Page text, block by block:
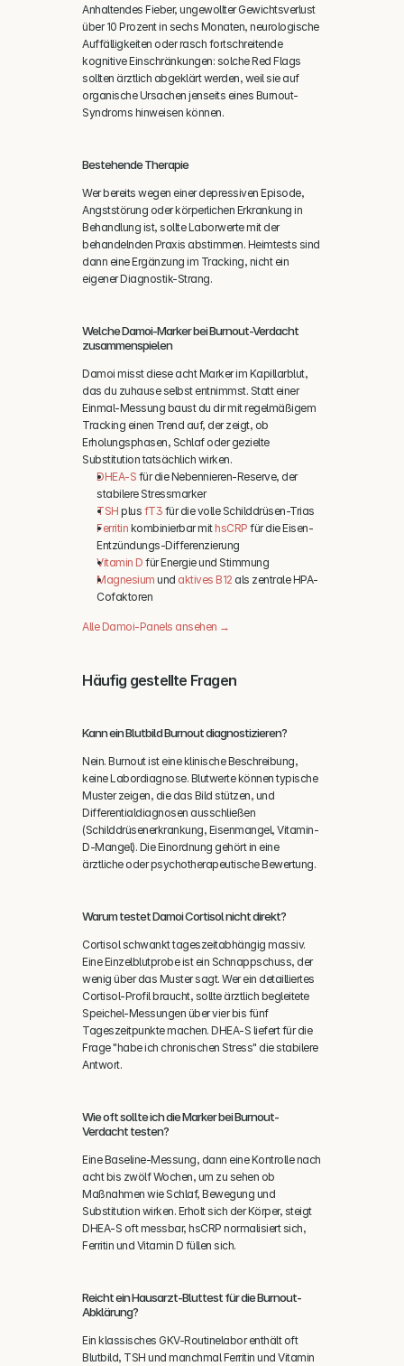
Anhaltendes Fieber, ungewollter Gewichtsverlust
über 10 Prozent in sechs Monaten, neurologische
Auffälligkeiten oder rasch fortschreitende
kognitive Einschränkungen: solche Red Flags
sollten ärztlich abgeklärt werden, weil sie auf
organische Ursachen jenseits eines Burnout-
Syndroms hinweisen können.
Bestehende Therapie
Wer bereits wegen einer depressiven Episode,
Angststörung oder körperlichen Erkrankung in
Behandlung ist, sollte Laborwerte mit der
behandelnden Praxis abstimmen. Heimtests sind
dann eine Ergänzung im Tracking, nicht ein
eigener Diagnostik-Strang.
Welche Damoi-Marker bei Burnout-Verdacht
zusammenspielen
Damoi misst diese acht Marker im Kapillarblut,
das du zuhause selbst entnimmst. Statt einer
Einmal-Messung baust du dir mit regelmäßigem
Tracking einen Trend auf, der zeigt, ob
Erholungsphasen, Schlaf oder gezielte
Substitution tatsächlich wirken.
DHEA-S für die Nebennieren-Reserve, der
stabilere Stressmarker
TSH plus fT3 für die volle Schilddrüsen-Trias
Ferritin kombinierbar mit hsCRP für die Eisen-
Entzündungs-Differenzierung
Vitamin D für Energie und Stimmung
Magnesium und aktives B12 als zentrale HPA-
Cofaktoren
Alle Damoi-Panels ansehen →
Häufig gestellte Fragen
Kann ein Blutbild Burnout diagnostizieren?
Nein. Burnout ist eine klinische Beschreibung,
keine Labordiagnose. Blutwerte können typische
Muster zeigen, die das Bild stützen, und
Differentialdiagnosen ausschließen
(Schilddrüsenerkrankung, Eisenmangel, Vitamin-
D-Mangel). Die Einordnung gehört in eine
ärztliche oder psychotherapeutische Bewertung.
Warum testet Damoi Cortisol nicht direkt?
Cortisol schwankt tageszeitabhängig massiv.
Eine Einzelblutprobe ist ein Schnappschuss, der
wenig über das Muster sagt. Wer ein detailliertes
Cortisol-Profil braucht, sollte ärztlich begleitete
Speichel-Messungen über vier bis fünf
Tageszeitpunkte machen. DHEA-S liefert für die
Frage "habe ich chronischen Stress" die stabilere
Antwort.
Wie oft sollte ich die Marker bei Burnout-
Verdacht testen?
Eine Baseline-Messung, dann eine Kontrolle nach
acht bis zwölf Wochen, um zu sehen ob
Maßnahmen wie Schlaf, Bewegung und
Substitution wirken. Erholt sich der Körper, steigt
DHEA-S oft messbar, hsCRP normalisiert sich,
Ferritin und Vitamin D füllen sich.
Reicht ein Hausarzt-Bluttest für die Burnout-
Abklärung?
Ein klassisches GKV-Routinelabor enthält oft
Blutbild, TSH und manchmal Ferritin und Vitamin